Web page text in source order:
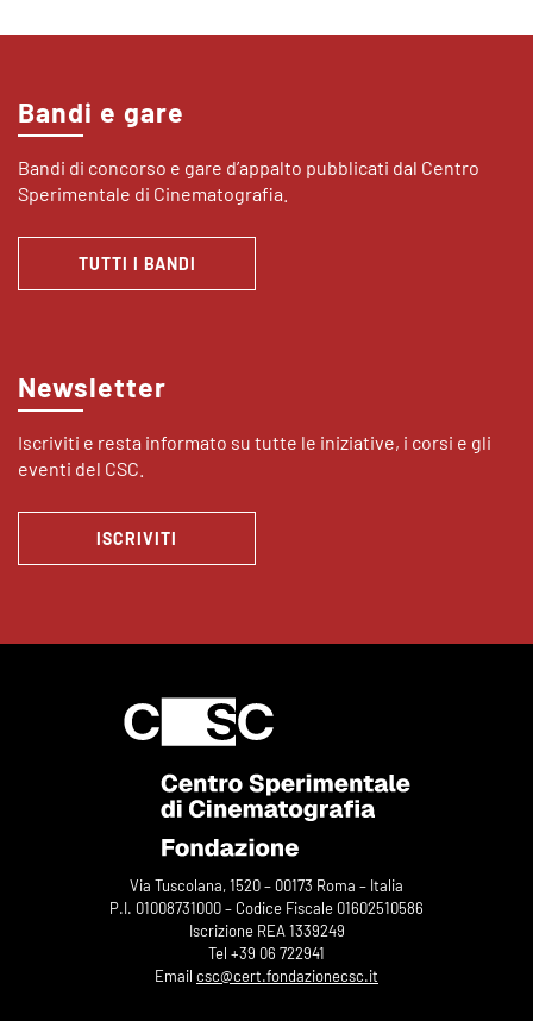
Bandi e gare
Bandi di concorso e gare d’appalto pubblicati dal Centro
Sperimentale di Cinematografia.
TUTTI I BANDI
Newsletter
Iscriviti e resta informato su tutte le iniziative, i corsi e gli
eventi del CSC.
ISCRIVITI
Via Tuscolana, 1520 – 00173 Roma – Italia
P.I. 01008731000 – Codice Fiscale 01602510586
Iscrizione REA 1339249
Tel +39 06 722941
Email csc@cert.fondazionecsc.it